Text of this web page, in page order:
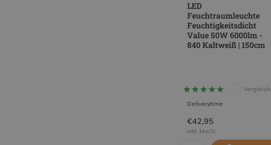
LED
Feuchtraumleuchte
Feuchtigkeitsdicht
Value 50W 6000lm -
840 Kaltweiß | 150cm
Deliverytime
€42,95
inkl. MwSt.